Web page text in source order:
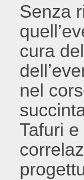
Senza
cura
nel
Tafuri